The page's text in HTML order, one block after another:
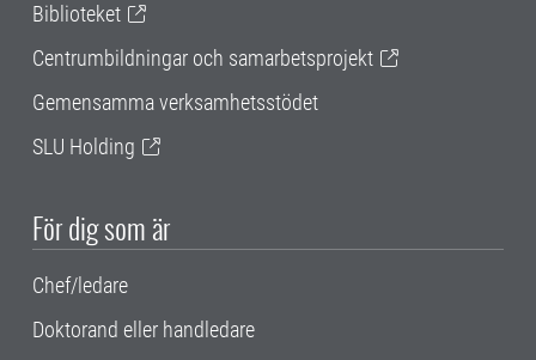
Biblioteket
Centrumbildningar och samarbetsprojekt
Gemensamma verksamhetsstödet
SLU Holding
För dig som är
Chef/ledare
Doktorand eller handledare